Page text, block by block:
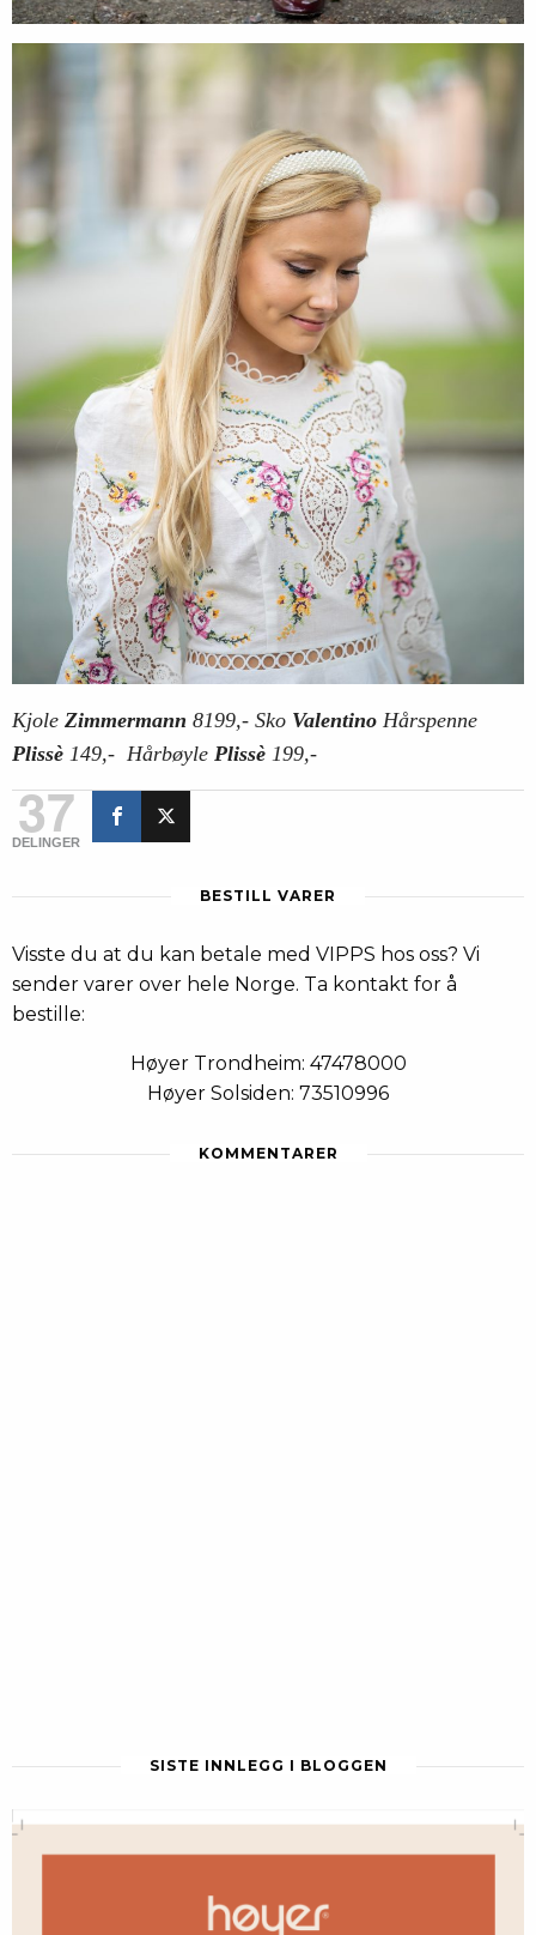
Kjole Zimmermann 8199,- Sko Valentino Hårspenne
Plissè 149,- Hårbøyle Plissè 199,-
37
DELINGER
BESTILL VARER
Visste du at du kan betale med VIPPS hos oss? Vi
sender varer over hele Norge. Ta kontakt for å
bestille:
Høyer Trondheim: 47478000
Høyer Solsiden: 73510996
KOMMENTARER
SISTE INNLEGG I BLOGGEN